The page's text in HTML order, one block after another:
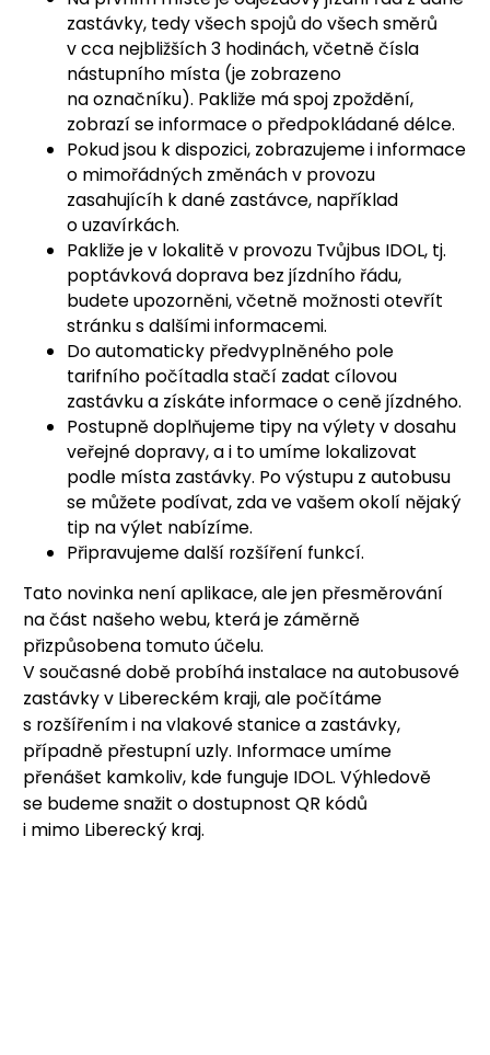
zastávky, tedy všech spojů do všech směrů
v cca nejbližších 3 hodinách, včetně čísla
nástupního místa (je zobrazeno
na označníku). Pakliže má spoj zpoždění,
zobrazí se informace o předpokládané délce.
Pokud jsou k dispozici, zobrazujeme i informace
o mimořádných změnách v provozu
zasahujícíh k dané zastávce, například
o uzavírkách.
Pakliže je v lokalitě v provozu Tvůjbus IDOL, tj.
poptávková doprava bez jízdního řádu,
budete upozorněni, včetně možnosti otevřít
stránku s dalšími informacemi.
Do automaticky předvyplněného pole
tarifního počítadla stačí zadat cílovou
zastávku a získáte informace o ceně jízdného.
Postupně doplňujeme tipy na výlety v dosahu
veřejné dopravy, a i to umíme lokalizovat
podle místa zastávky. Po výstupu z autobusu
se můžete podívat, zda ve vašem okolí nějaký
tip na výlet nabízíme.
Připravujeme další rozšíření funkcí.
Tato novinka není aplikace, ale jen přesměrování
na část našeho webu, která je záměrně
přizpůsobena tomuto účelu.
V současné době probíhá instalace na autobusové
zastávky v Libereckém kraji, ale počítáme
s rozšířením i na vlakové stanice a zastávky,
případně přestupní uzly. Informace umíme
přenášet kamkoliv, kde funguje IDOL. Výhledově
se budeme snažit o dostupnost QR kódů
i mimo Liberecký kraj.